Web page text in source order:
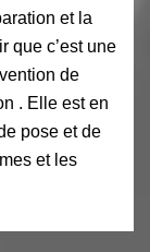
et la
que c’est une
de
. Elle est en
pose et de
et les